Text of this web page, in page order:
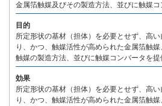
金属箔触媒及びその製造方法、並びに触媒コ
目的
所定形状の基材（担体）を必要とせず、高
り、かつ、触媒活性が高められた金属箔触
触媒の製造方法、並びに触媒コンバータを提
効果
所定形状の基材（担体）を必要とせず、高
り、かつ、触媒活性が高められた金属箔触